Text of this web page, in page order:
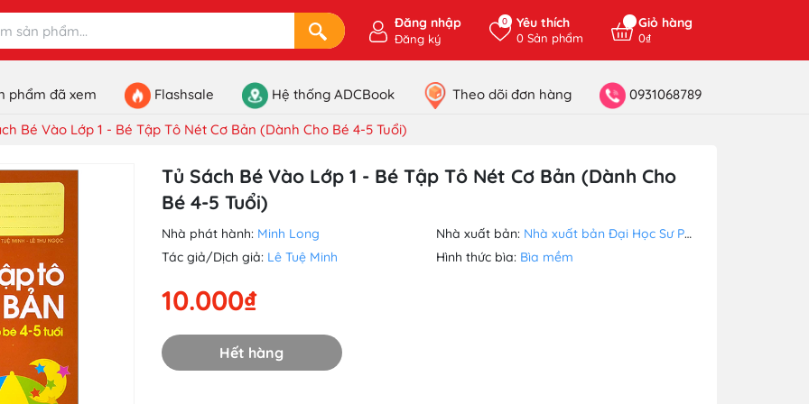
Đăng nhập
Đăng ký
0 Yêu thích
0Sản phẩm
Giỏ hàng
0₫
phẩm đã xem Flashsale Hệ thống ADCBook Theo dõi đơn hàng 0931068789
Bé Vào Lớp 1 - Bé Tập Tô Nét Cơ Bản (Dành Cho Bé 4-5 Tuổi)
Tủ Sách Bé Vào Lớp 1 - Bé Tập Tô Nét Cơ Bản (Dành Cho
Bé 4-5 Tuổi)
Nhà phát hành: Minh Long Nhà xuất bản: Nhà xuất bản Đại Học Sư Phạm
Tác giả/Dịch giả: Lê Tuệ Minh Hình thức bìa: Bìa mềm
10.000₫
Hết hàng